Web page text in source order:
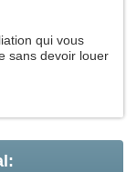
qui vous
sans devoir louer